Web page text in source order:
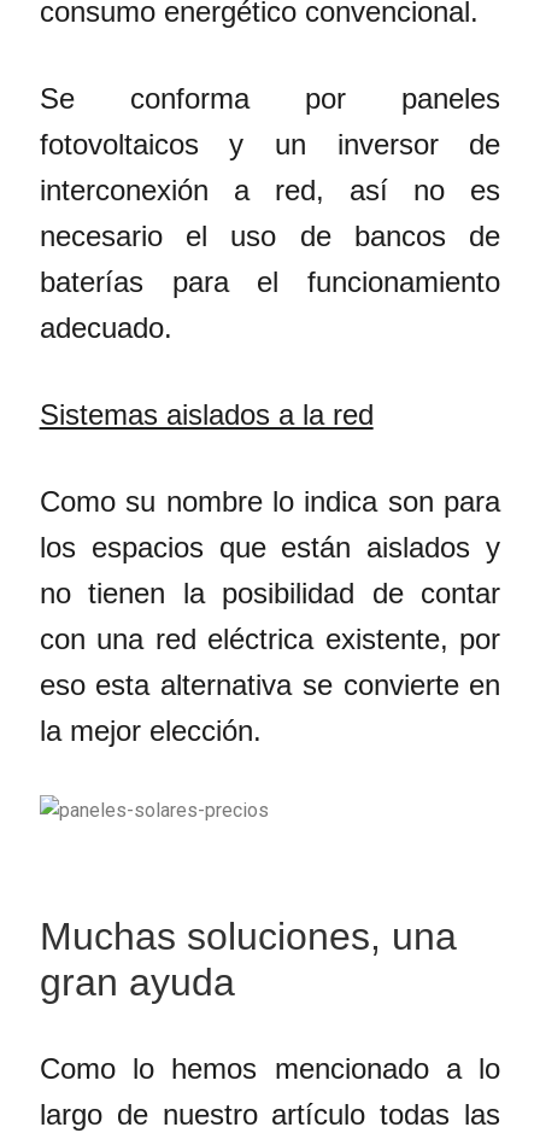
consumo energético convencional.
Se conforma por paneles
fotovoltaicos y un inversor de
interconexión a red, así no es
necesario el uso de bancos de
baterías para el funcionamiento
adecuado.
Sistemas aislados a la red
Como su nombre lo indica son para
los espacios que están aislados y
no tienen la posibilidad de contar
con una red eléctrica existente, por
eso esta alternativa se convierte en
la mejor elección.
Muchas soluciones, una
gran ayuda
Como lo hemos mencionado a lo
largo de nuestro artículo todas las